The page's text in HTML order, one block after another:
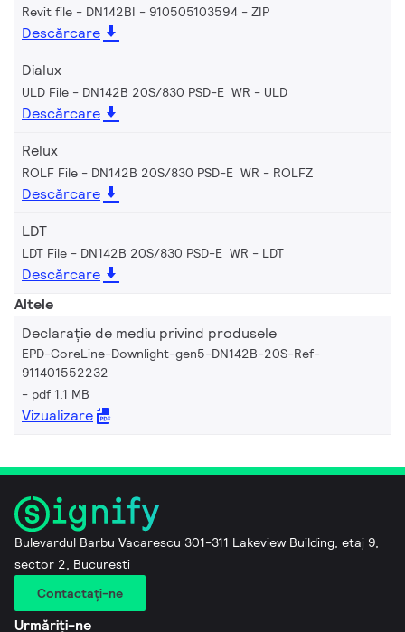
Revit file - DN142BI - 910505103594 ZIP
Descărcare
Dialux
ULD File - DN142B 20S/830 PSD-E WR ULD
Descărcare
Relux
ROLF File - DN142B 20S/830 PSD-E WR ROLFZ
Descărcare
LDT
LDT File - DN142B 20S/830 PSD-E WR LDT
Descărcare
Altele
Declarație de mediu privind produsele
EPD-CoreLine-Downlight-gen5-DN142B-20S-Ref-
911401552232
pdf 1.1 MB
Vizualizare
Bulevardul Barbu Vacarescu 301-311 Lakeview Building, etaj 9,
sector 2, Bucuresti
Contactaţi-ne
Urmăriți-ne